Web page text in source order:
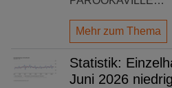
Mehr zum Thema
Statistik:
Juni 2026